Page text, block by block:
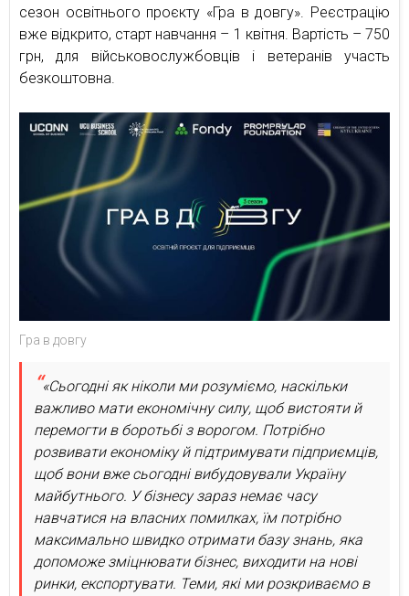
сезон освітнього проєкту «Гра в довгу». Реєстрацію
вже відкрито, старт навчання – 1 квітня. Вартість – 750
грн, для військовослужбовців і ветеранів участь
безкоштовна.
Гра в довгу
«Сьогодні як ніколи ми розуміємо, наскільки
важливо мати економічну силу, щоб вистояти й
перемогти в боротьбі з ворогом. Потрібно
розвивати економіку й підтримувати підприємців,
щоб вони вже сьогодні вибудовували Україну
майбутнього. У бізнесу зараз немає часу
навчатися на власних помилках, їм потрібно
максимально швидко отримати базу знань, яка
допоможе зміцнювати бізнес, виходити на нові
ринки, експортувати. Теми, які ми розкриваємо в